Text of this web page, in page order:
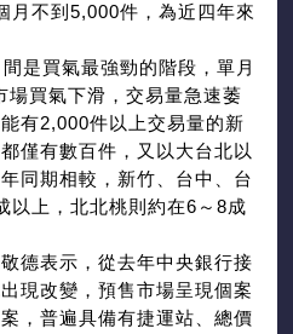
月不到5,000件，為近四年來
是買氣最強勁的階段，單月
買氣下滑，交易量急速萎
有2,000件以上交易量的新
僅有數百件，又以大台北以
同期相較，新竹、台中、台
以上，北北桃則約在6～8成
德表示，從去年中央銀行接
現改變，預售市場呈現個案
，普遍具備有捷運站、總價